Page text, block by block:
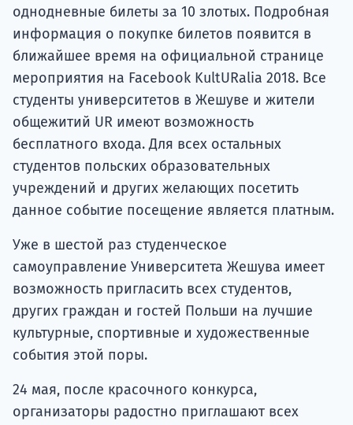
однодневные билеты за 10 злотых. Подробная
информация о покупке билетов появится в
ближайшее время на официальной странице
мероприятия на Facebook KultURalia 2018. Все
студенты университетов в Жешуве и жители
общежитий UR имеют возможность
бесплатного входа. Для всех остальных
студентов польских образовательных
учреждений и других желающих посетить
данное событие посещение является платным.
Уже в шестой раз студенческое
самоуправление Университета Жешува имеет
возможность пригласить всех студентов,
других граждан и гостей Польши на лучшие
культурные, спортивные и художественные
события этой поры.
24 мая, после красочного конкурса,
организаторы радостно приглашают всех